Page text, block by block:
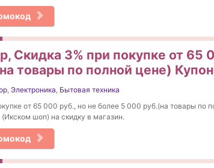
Скидка 3% при покупке от 65
товары по полной цене)
, Электроника, Бытовая техника
от 65 000 руб., но не более 5 000 руб.(на товары по
шоп) на скидку в магазин.